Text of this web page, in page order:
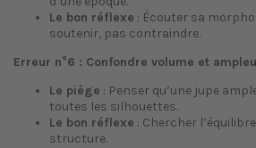
Le bon réflexe : Écouter sa
soutenir, pas contraindre.
Erreur n°6 : Confondre volume et
Le piège : Penser qu’une jupe
toutes les silhouettes.
Le bon réflexe : Chercher
structure.